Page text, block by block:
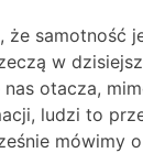
że samotność
w
otacza,
ludzi to
mówimy